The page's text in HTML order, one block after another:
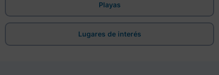
Playas
Lugares de interés